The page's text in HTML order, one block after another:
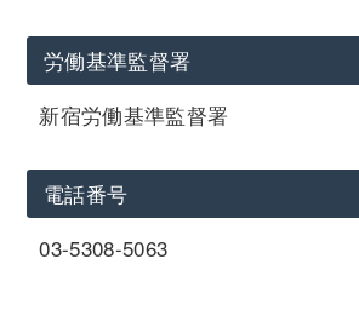
労働基準監督署
新宿労働基準監督署
電話番号
03-5308-5063